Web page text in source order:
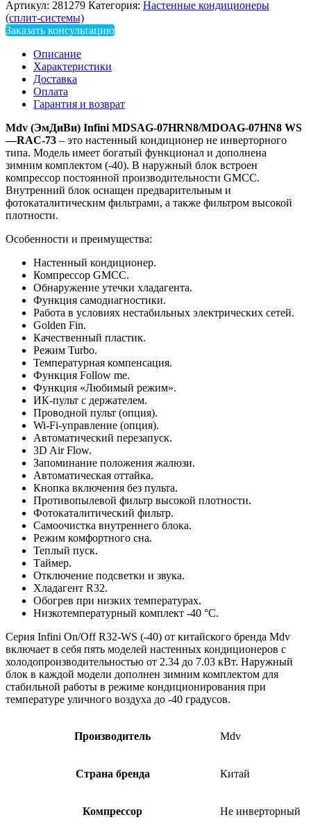
Артикул: 281279 Категория: Настенные кондиционеры
(сплит-системы)
Заказать консультацию
Описание
Характеристики
Доставка
Оплата
Гарантия и возврат
Mdv (ЭмДиВи) Infini MDSAG-07HRN8/MDOAG-07HN8 WS
—RAC-73 – это настенный кондиционер не инверторного
типа. Модель имеет богатый функционал и дополнена
зимним комплектом (-40). В наружный блок встроен
компрессор постоянной производительности GMCC.
Внутренний блок оснащен предварительным и
фотокаталитическим фильтрами, а также фильтром высокой
плотности.
Особенности и преимущества:
Настенный кондиционер.
Компрессор GMCC.
Обнаружение утечки хладагента.
Функция самодиагностики.
Работа в условиях нестабильных электрических сетей.
Golden Fin.
Качественный пластик.
Режим Turbo.
Температурная компенсация.
Функция Follow me.
Функция «Любимый режим».
ИК-пульт с держателем.
Проводной пульт (опция).
Wi-Fi-управление (опция).
Автоматический перезапуск.
3D Air Flow.
Запоминание положения жалюзи.
Автоматическая оттайка.
Кнопка включения без пульта.
Противопылевой фильтр высокой плотности.
Фотокаталитический фильтр.
Самоочистка внутреннего блока.
Режим комфортного сна.
Теплый пуск.
Таймер.
Отключение подсветки и звука.
Хладагент R32.
Обогрев при низких температурах.
Низкотемпературный комплект -40 °С.
Серия Infini On/Off R32-WS (-40) от китайского бренда Mdv
включает в себя пять моделей настенных кондиционеров с
холодопроизводительностью от 2.34 до 7.03 кВт. Наружный
блок в каждой модели дополнен зимним комплектом для
стабильной работы в режиме кондиционирования при
температуре уличного воздуха до -40 градусов.
Производитель Mdv
Страна бренда Китай
Компрессор Не инверторный